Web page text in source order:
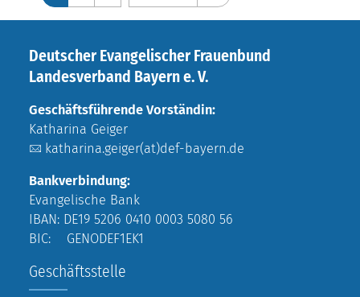
Deutscher Evangelischer Frauenbund
Landesverband Bayern e. V.
Geschäftsführende Vorständin:
Katharina Geiger
katharina.geiger(at)def-bayern.de
Bankverbindung:
Evangelische Bank
IBAN: DE19 5206 0410 0003 5080 56
BIC: GENODEF1EK1
Geschäftsstelle